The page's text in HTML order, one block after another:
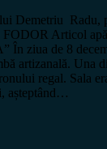
Demetriu
Articol
În ziua de 8
artizanală. Una
regal. Sala
așteptând…